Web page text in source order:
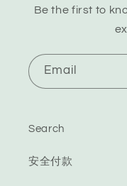
Be the first to
Email
Search
安全付款